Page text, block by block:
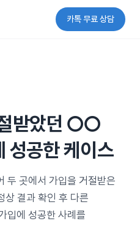
카톡 무료 상담
받았던 ○○
성공한 케이스
두 곳에서 가입을 거절받은
상 결과 확인 후 다른
입에 성공한 사례를